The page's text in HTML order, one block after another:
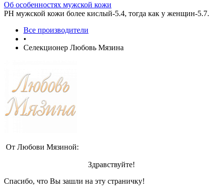
Об особенностях мужской кожи
РН мужской кожи более кислый-5.4, тогда как у женщин-5.7.
Все производители
•
Селекционер Любовь Мязина
От Любови Мязиной:
Здравствуйте!
Спасибо, что Вы зашли на эту страничку!